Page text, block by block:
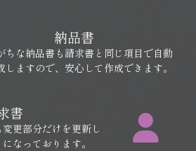
納品書
ちな納品書も請求書と同じ項目で自動
しますので、安心して作成できます。
書
更部分だけを更新し
なっております。